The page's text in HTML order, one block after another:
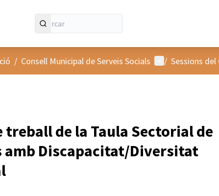
/ Consell Municipal de Serveis Socials Menú d'usuari
/ Sessions del
treball de la Taula Sectorial de
amb Discapacitat/Diversitat